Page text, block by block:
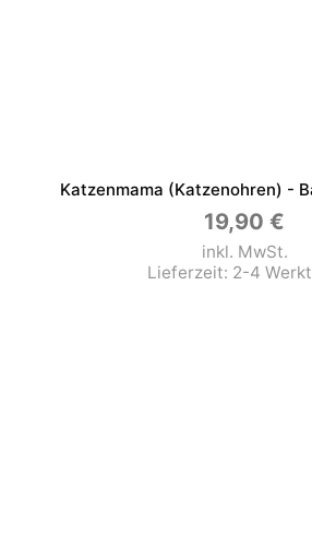
Katzenmama (Katzenohren) -
19,90 €
inkl. MwSt.
Lieferzeit: 2-4